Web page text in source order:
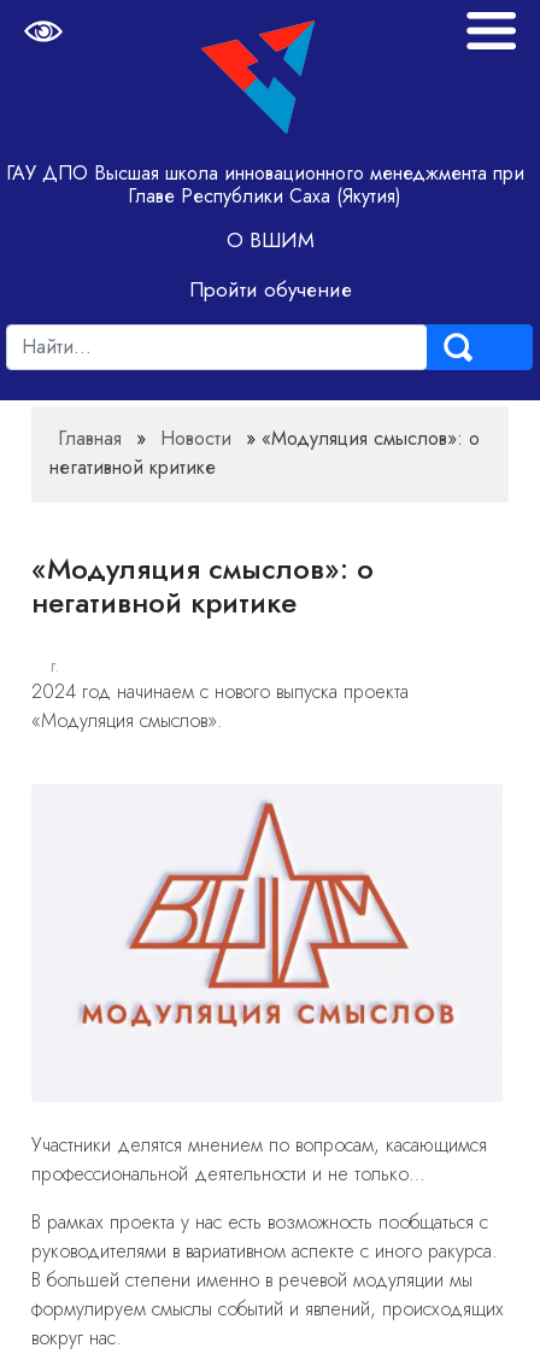
ГАУ ДПО Высшая школа инновационного менеджмента при
Главе Республики Саха (Якутия)
О ВШИМ
Пройти обучение
Главная » Новости »«Модуляция смыслов»: о
негативной критике
«Модуляция смыслов»: о
негативной критике
г.
2024 год начинаем с нового выпуска проекта
«Модуляция смыслов».
Участники делятся мнением по вопросам, касающимся
профессиональной деятельности и не только…
В рамках проекта у нас есть возможность пообщаться с
руководителями в вариативном аспекте с иного ракурса.
В большей степени именно в речевой модуляции мы
формулируем смыслы событий и явлений, происходящих
вокруг нас.